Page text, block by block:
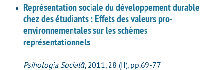
Représentation sociale du développement durable
chez des étudiants : Effets des valeurs pro-
environnementales sur les schèmes
représentationnels
Psihologia Socială, 2011, 28 (II), pp.69-77